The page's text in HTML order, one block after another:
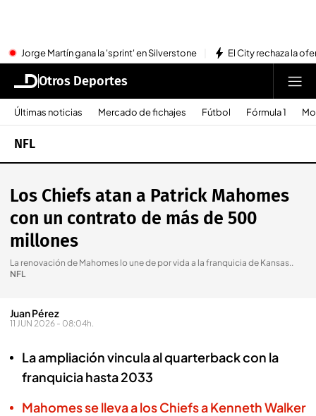
Jorge Martín gana la 'sprint' en Silverstone El City rechaza la
Otros Deportes
Últimas noticias Mercado de fichajes Fútbol Fórmula 1
NFL
Los Chiefs atan a Patrick Mahomes
con un contrato de más de 500
millones
La renovación de Mahomes lo une de por vida a la franquicia de Kansas..
NFL
Juan Pérez
11 JUN 2026 - 08:04h.
La ampliación vincula al quarterback con la
franquicia hasta 2033
Mahomes se lleva a los Chiefs a Kenneth Walker